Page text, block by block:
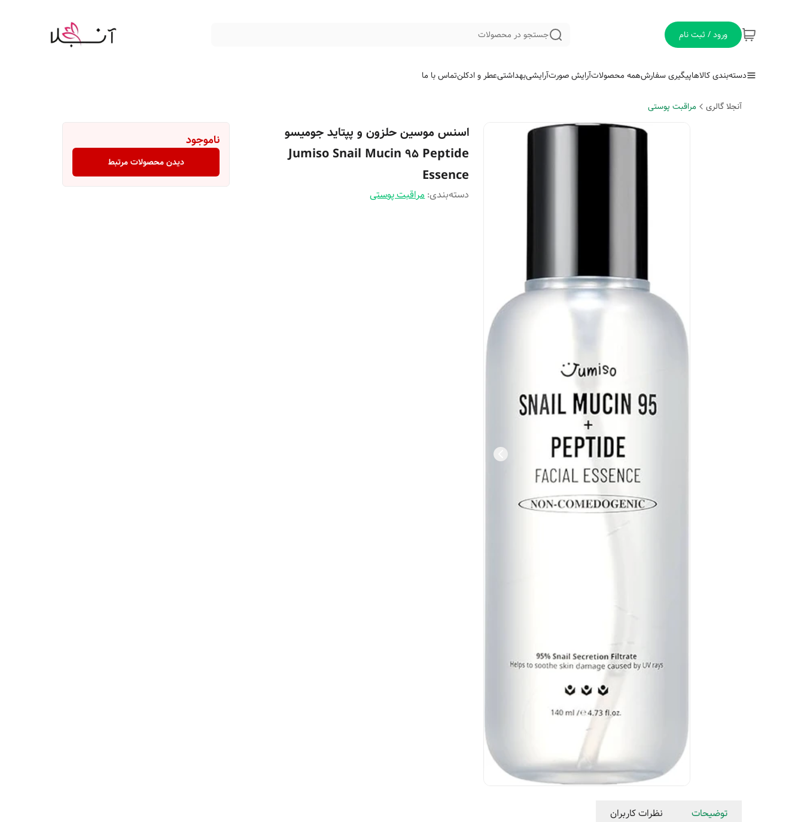
ورود / ثبت نام جستجو در محصولات
دسته‌بندی کالاهاپیگیری سفارشهمه محصولاتآرایش صورتآرایشیبهداشتیعطر و ادکلنتماس با ما
آنجلا گالری مراقبت پوستی
اسنس موسین حلزون و پپتاید جومیسو
Jumiso Snail Mucin 95 Peptide
Essence
دسته‌بندی:مراقبت پوستی
ناموجود
دیدن محصولات مرتبط
توضیحات نظرات کاربران